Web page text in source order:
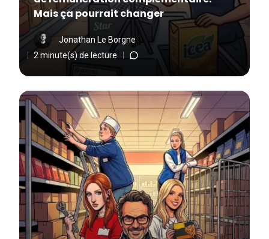
Mais ça pourrait changer
Jonathan Le Borgne
2 minute(s) de lecture